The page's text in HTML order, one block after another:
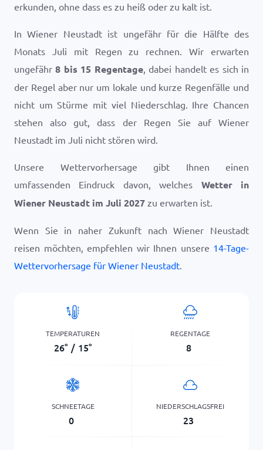
erkunden, ohne dass es zu heiß oder zu kalt ist.
In Wiener Neustadt ist ungefähr für die Hälfte des
Monats Juli mit Regen zu rechnen. Wir erwarten
ungefähr8 bis 15 Regentage, dabei handelt es sich in
der Regel aber nur um lokale und kurze Regenfälle und
nicht um Stürme mit viel Niederschlag. Ihre Chancen
stehen also gut, dass der Regen Sie auf Wiener
Neustadt im Juli nicht stören wird.
Unsere Wettervorhersage gibt Ihnen einen
umfassenden Eindruck davon, welches Wetter in
Wiener Neustadt im Juli 2027 zu erwarten ist.
Wenn Sie in naher Zukunft nach Wiener Neustadt
reisen möchten, empfehlen wir Ihnen unsere 14-Tage-
Wettervorhersage für Wiener Neustadt.
TEMPERATUREN
26° / 15°
REGENTAGE
8
SCHNEETAGE
0
NIEDERSCHLAGSFREI
23